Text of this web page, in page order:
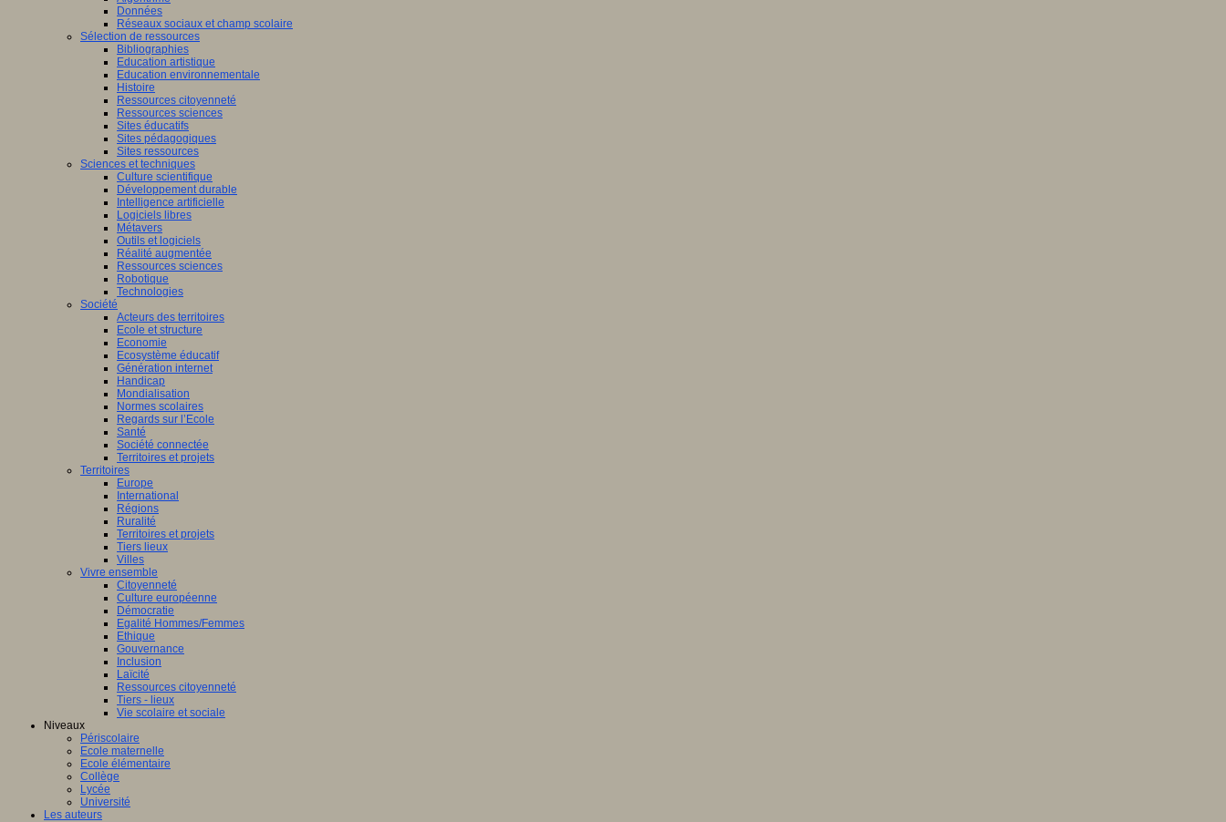
Données
Réseaux sociaux et champ scolaire
Sélection de ressources
Bibliographies
Education artistique
Education environnementale
Histoire
Ressources citoyenneté
Ressources sciences
Sites éducatifs
Sites pédagogiques
Sites ressources
Sciences et techniques
Culture scientifique
Développement durable
Intelligence artificielle
Logiciels libres
Métavers
Outils et logiciels
Réalité augmentée
Ressources sciences
Robotique
Technologies
Société
Acteurs des territoires
Ecole et structure
Economie
Ecosystème éducatif
Génération internet
Handicap
Mondialisation
Normes scolaires
Regards sur l’Ecole
Santé
Société connectée
Territoires et projets
Territoires
Europe
International
Régions
Ruralité
Territoires et projets
Tiers lieux
Villes
Vivre ensemble
Citoyenneté
Culture européenne
Démocratie
Egalité Hommes/Femmes
Ethique
Gouvernance
Inclusion
Laïcité
Ressources citoyenneté
Tiers - lieux
Vie scolaire et sociale
Niveaux
Périscolaire
Ecole maternelle
Ecole élémentaire
Collège
Lycée
Université
Les auteurs